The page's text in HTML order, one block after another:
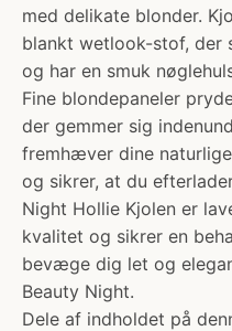
med delikate blonder.
blankt wetlook-stof, der
og har en smuk
Fine blondepaneler
der gemmer sig
fremhæver dine
og sikrer, at du
Night Hollie Kjolen er
kvalitet og sikrer en
bevæge dig let og
Beauty Night.
Dele af indholdet på